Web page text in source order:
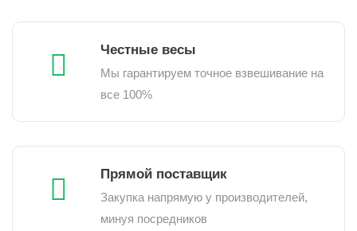
Честные весы
Мы гарантируем точное взвешивание на
все 100%
Прямой поставщик
Закупка напрямую у производителей,
минуя посредников